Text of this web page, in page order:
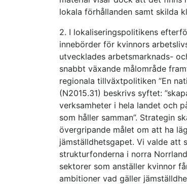
lokala förhållanden samt skilda
2. I lokaliseringspolitikens
innebörder för kvinnors
utvecklades arbetsmarknads-
snabbt växande målområde
regionala tillväxtpolitiken ”En
(N2015.31) beskrivs syftet:
verksamheter i hela landet och
som håller samman”. Strategin
övergripande målet om att ha
jämställdhetsgapet. Vi valde att
strukturfonderna i norra
sektorer som anställer kvinnor
ambitioner vad gäller